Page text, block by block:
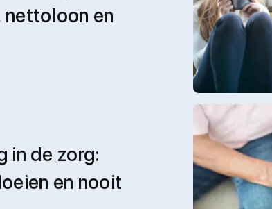
en
in de zorg:
en nooit